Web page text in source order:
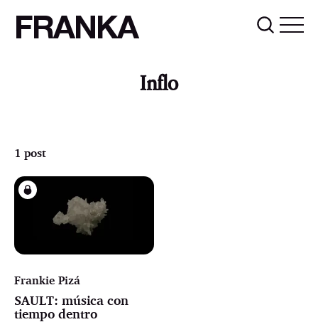
FRANKA
Inflo
1 post
Frankie Pizá
SAULT: música con
tiempo dentro